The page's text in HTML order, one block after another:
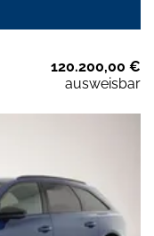
120.200,00 €
ausweisbar